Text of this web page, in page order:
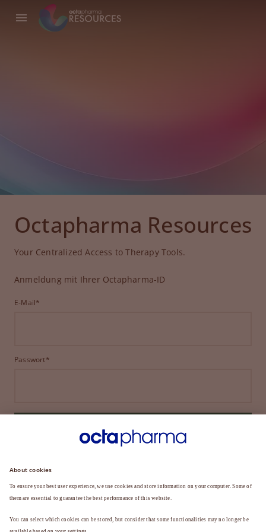
Octapharma Resources
Your Centralized Access to Therapy Tools.
Anmeldung mit Ihrer Octapharma-ID
E-Mail*
Passwort*
ANMELDEN